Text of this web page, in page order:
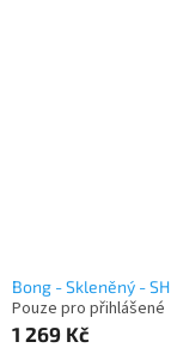
Bong - Skleněný -
Pouze pro přihlášené
1 269 Kč